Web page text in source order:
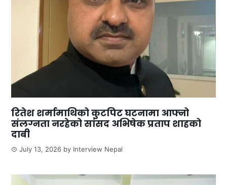
रितेश शर्मामाथिको कुटपिट घटनामा आफ्नो
संलग्नता नरहेको सांसद अभिषेक प्रताप शाहको
दाबी
July 13, 2026 by Interview Nepal